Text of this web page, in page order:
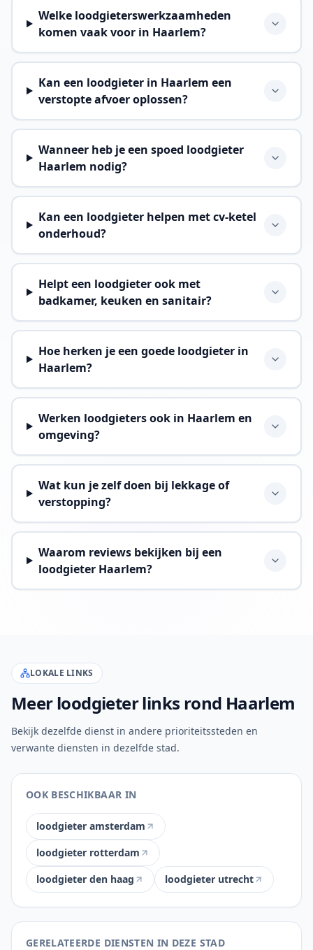
Welke loodgieterswerkzaamheden
komen vaak voor in Haarlem?
Kan een loodgieter in Haarlem een
verstopte afvoer oplossen?
Wanneer heb je een spoed loodgieter
Haarlem nodig?
Kan een loodgieter helpen met cv-ketel
onderhoud?
Helpt een loodgieter ook met
badkamer, keuken en sanitair?
Hoe herken je een goede loodgieter in
Haarlem?
Werken loodgieters ook in Haarlem en
omgeving?
Wat kun je zelf doen bij lekkage of
verstopping?
Waarom reviews bekijken bij een
loodgieter Haarlem?
LOKALE LINKS
Meer loodgieter links rond Haarlem
Bekijk dezelfde dienst in andere prioriteitssteden en
verwante diensten in dezelfde stad.
OOK BESCHIKBAAR IN
loodgieter amsterdam
loodgieter rotterdam
loodgieter den haag
loodgieter utrecht
GERELATEERDE DIENSTEN IN DEZE STAD